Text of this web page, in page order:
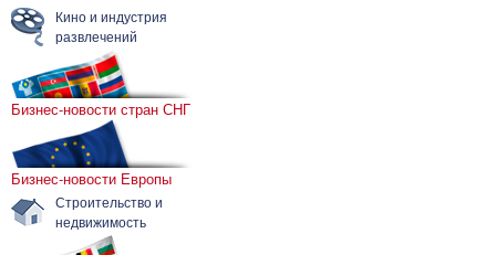
Кино и индустрия
развлечений
Бизнес-новости стран СНГ
Бизнес-новости Европы
Строительство и
недвижимость